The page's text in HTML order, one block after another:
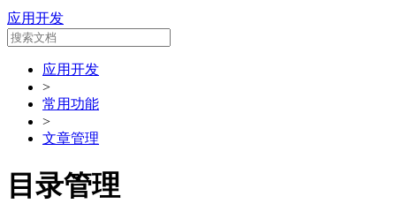
应用开发
应用开发
>
常用功能
>
文章管理
目录管理